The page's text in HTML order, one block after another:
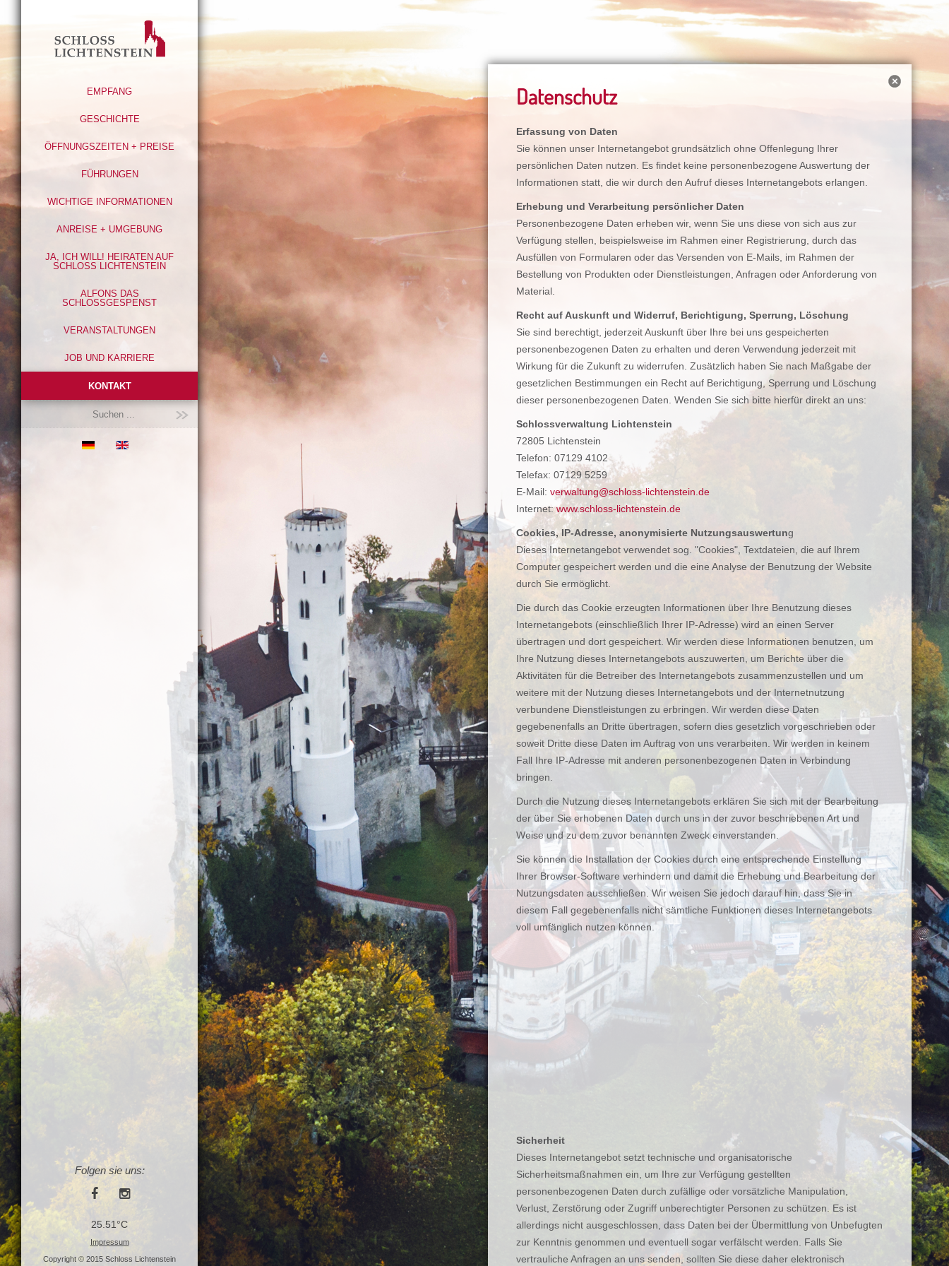
EMPFANG
GESCHICHTE
ÖFFNUNGSZEITEN + PREISE
FÜHRUNGEN
WICHTIGE INFORMATIONEN
ANREISE + UMGEBUNG
JA, ICH WILL! HEIRATEN AUF
SCHLOSS LICHTENSTEIN
ALFONS DAS
SCHLOSSGESPENST
VERANSTALTUNGEN
JOB UND KARRIERE
KONTAKT
Folgen sie uns:
25.51°C
Impressum
Copyright © 2015 Schloss Lichtenstein
Datenschutz
Erfassung von Daten
Sie können unser Internetangebot grundsätzlich ohne Offenlegung Ihrer
persönlichen Daten nutzen. Es findet keine personenbezogene Auswertung der
Informationen statt, die wir durch den Aufruf dieses Internetangebots erlangen.
Erhebung und Verarbeitung persönlicher Daten
Personenbezogene Daten erheben wir, wenn Sie uns diese von sich aus zur
Verfügung stellen, beispielsweise im Rahmen einer Registrierung, durch das
Ausfüllen von Formularen oder das Versenden von E-Mails, im Rahmen der
Bestellung von Produkten oder Dienstleistungen, Anfragen oder Anforderung von
Material.
Recht auf Auskunft und Widerruf, Berichtigung, Sperrung, Löschung
Sie sind berechtigt, jederzeit Auskunft über Ihre bei uns gespeicherten
personenbezogenen Daten zu erhalten und deren Verwendung jederzeit mit
Wirkung für die Zukunft zu widerrufen. Zusätzlich haben Sie nach Maßgabe der
gesetzlichen Bestimmungen ein Recht auf Berichtigung, Sperrung und Löschung
dieser personenbezogenen Daten. Wenden Sie sich bitte hierfür direkt an uns:
Schlossverwaltung Lichtenstein
72805 Lichtenstein
Telefon: 07129 4102
Telefax: 07129 5259
E-Mail: verwaltung@schloss-lichtenstein.de
Internet:www.schloss-lichtenstein.de
Cookies, IP-Adresse, anonymisierte Nutzungsauswertung
Dieses Internetangebot verwendet sog. "Cookies", Textdateien, die auf Ihrem
Computer gespeichert werden und die eine Analyse der Benutzung der Website
durch Sie ermöglicht.
Die durch das Cookie erzeugten Informationen über Ihre Benutzung dieses
Internetangebots (einschließlich Ihrer IP-Adresse) wird an einen Server
übertragen und dort gespeichert. Wir werden diese Informationen benutzen, um
Ihre Nutzung dieses Internetangebots auszuwerten, um Berichte über die
Aktivitäten für die Betreiber des Internetangebots zusammenzustellen und um
weitere mit der Nutzung dieses Internetangebots und der Internetnutzung
verbundene Dienstleistungen zu erbringen. Wir werden diese Daten
gegebenenfalls an Dritte übertragen, sofern dies gesetzlich vorgeschrieben oder
soweit Dritte diese Daten im Auftrag von uns verarbeiten. Wir werden in keinem
Fall Ihre IP-Adresse mit anderen personenbezogenen Daten in Verbindung
bringen.
Durch die Nutzung dieses Internetangebots erklären Sie sich mit der Bearbeitung
der über Sie erhobenen Daten durch uns in der zuvor beschriebenen Art und
Weise und zu dem zuvor benannten Zweck einverstanden.
Sie können die Installation der Cookies durch eine entsprechende Einstellung
Ihrer Browser-Software verhindern und damit die Erhebung und Bearbeitung der
Nutzungsdaten ausschließen. Wir weisen Sie jedoch darauf hin, dass Sie in
diesem Fall gegebenenfalls nicht sämtliche Funktionen dieses Internetangebots
voll umfänglich nutzen können.
Sicherheit
Dieses Internetangebot setzt technische und organisatorische
Sicherheitsmaßnahmen ein, um Ihre zur Verfügung gestellten
personenbezogenen Daten durch zufällige oder vorsätzliche Manipulation,
Verlust, Zerstörung oder Zugriff unberechtigter Personen zu schützen. Es ist
allerdings nicht ausgeschlossen, dass Daten bei der Übermittlung von Unbefugten
zur Kenntnis genommen und eventuell sogar verfälscht werden. Falls Sie
vertrauliche Anfragen an uns senden, sollten Sie diese daher elektronisch